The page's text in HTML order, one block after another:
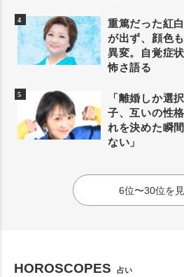
重篤だった紅
が出ず、顔色
異変。自覚症
怖さ語る
「離婚しか選
子、互いの性
れを決めた瞬
ない」
6位〜30位を
HOROSCOPES 占い